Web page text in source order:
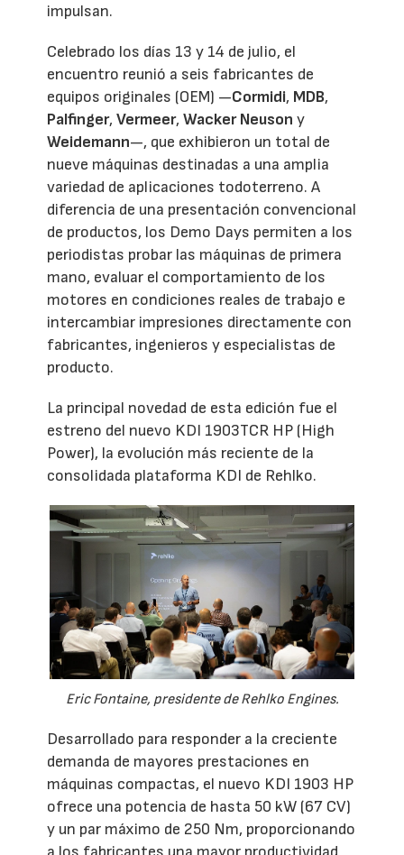
impulsan.
Celebrado los días 13 y 14 de julio, el
encuentro reunió a seis fabricantes de
equipos originales (OEM) —Cormidi, MDB,
Palfinger,Vermeer,Wacker Neuson y
Weidemann—, que exhibieron un total de
nueve máquinas destinadas a una amplia
variedad de aplicaciones todoterreno. A
diferencia de una presentación convencional
de productos, los Demo Days permiten a los
periodistas probar las máquinas de primera
mano, evaluar el comportamiento de los
motores en condiciones reales de trabajo e
intercambiar impresiones directamente con
fabricantes, ingenieros y especialistas de
producto.
La principal novedad de esta edición fue el
estreno del nuevo KDI 1903TCR HP (High
Power), la evolución más reciente de la
consolidada plataforma KDI de Rehlko.
Eric Fontaine, presidente de Rehlko Engines.
Desarrollado para responder a la creciente
demanda de mayores prestaciones en
máquinas compactas, el nuevo KDI 1903 HP
ofrece una potencia de hasta 50 kW (67 CV)
y un par máximo de 250 Nm, proporcionando